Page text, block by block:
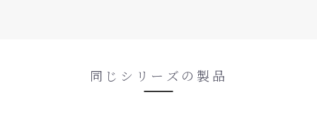
同じシリーズの製品